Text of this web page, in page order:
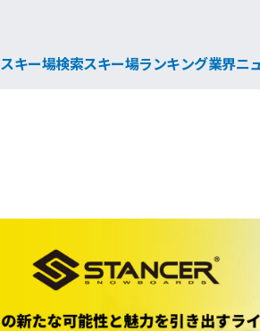
スキー場検索スキー場ランキング業界ニ